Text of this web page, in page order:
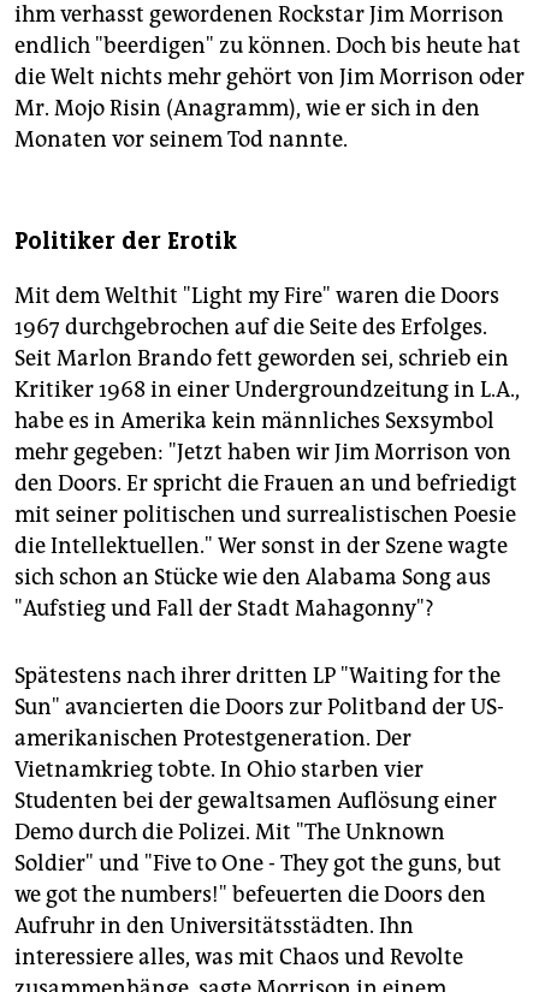
ihm verhasst gewordenen Rockstar Jim Morrison
endlich "beerdigen" zu können. Doch bis heute hat
die Welt nichts mehr gehört von Jim Morrison oder
Mr. Mojo Risin (Anagramm), wie er sich in den
Monaten vor seinem Tod nannte.
Politiker der Erotik
Mit dem Welthit "Light my Fire" waren die Doors
1967 durchgebrochen auf die Seite des Erfolges.
Seit Marlon Brando fett geworden sei, schrieb ein
Kritiker 1968 in einer Undergroundzeitung in L.A.,
habe es in Amerika kein männliches Sexsymbol
mehr gegeben: "Jetzt haben wir Jim Morrison von
den Doors. Er spricht die Frauen an und befriedigt
mit seiner politischen und surrealistischen Poesie
die Intellektuellen." Wer sonst in der Szene wagte
sich schon an Stücke wie den Alabama Song aus
"Aufstieg und Fall der Stadt Mahagonny"?
Spätestens nach ihrer dritten LP "Waiting for the
Sun" avancierten die Doors zur Politband der US-
amerikanischen Protestgeneration. Der
Vietnamkrieg tobte. In Ohio starben vier
Studenten bei der gewaltsamen Auflösung einer
Demo durch die Polizei. Mit "The Unknown
Soldier" und "Five to One - They got the guns, but
we got the numbers!" befeuerten die Doors den
Aufruhr in den Universitätsstädten. Ihn
interessiere alles, was mit Chaos und Revolte